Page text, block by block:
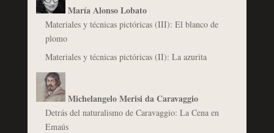
María Alonso Lobato
Materiales y técnicas pictóricas (III): El blanco de
plomo
Materiales y técnicas pictóricas (II): La azurita
Michelangelo Merisi da Caravaggio
Detrás del naturalismo de Caravaggio: La Cena en
Emaús